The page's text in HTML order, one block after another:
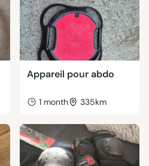
Appareil pour abdo
1 month 335km